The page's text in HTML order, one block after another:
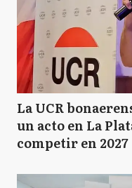
La UCR
un acto en La
competir en 2027